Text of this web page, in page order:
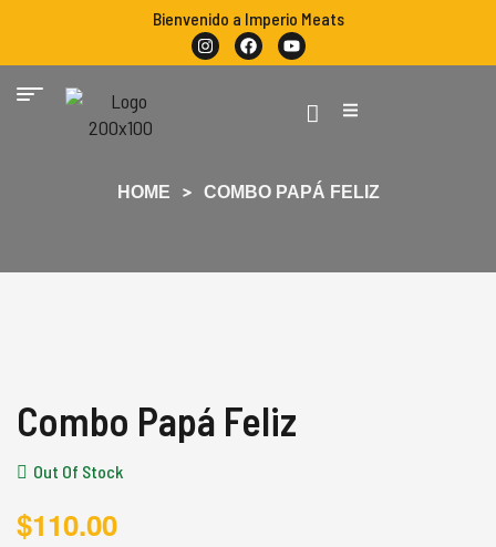
Bienvenido a Imperio Meats
HOME COMBO PAPÁ FELIZ
Combo Papá Feliz
Out Of Stock
$110.00